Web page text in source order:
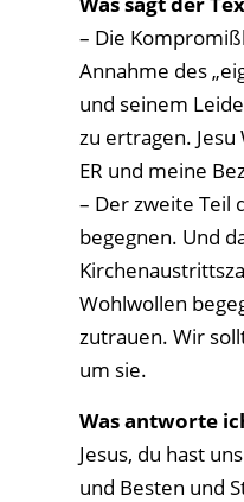
– Die
Annahme des
und seinem
zu ertragen.
ER und meine
– Der zweite Teil
begegnen. Und
Wohlwollen
zutrauen. Wir
um sie.
Was antworte
Jesus, du hast
und Besten und